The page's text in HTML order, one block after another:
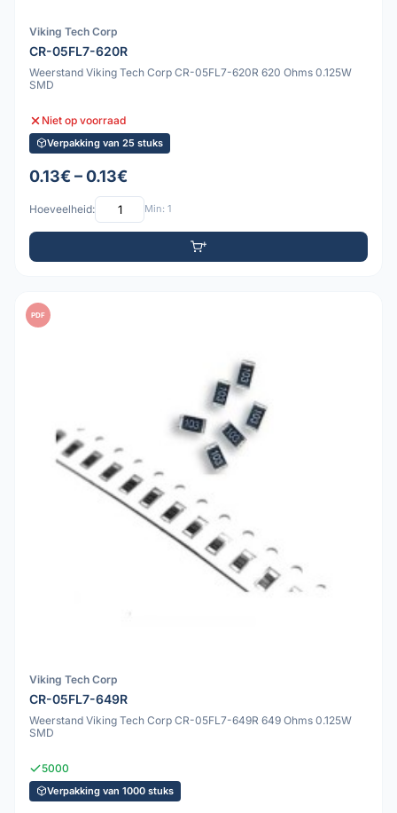
Viking Tech Corp
CR-05FL7-620R
Weerstand Viking Tech Corp CR-05FL7-620R 620 Ohms 0.125W
SMD
Niet op voorraad
Verpakking van 25 stuks
0.13€ – 0.13€
Hoeveelheid: Min: 1
PDF
Viking Tech Corp
CR-05FL7-649R
Weerstand Viking Tech Corp CR-05FL7-649R 649 Ohms 0.125W
SMD
5000
Verpakking van 1000 stuks